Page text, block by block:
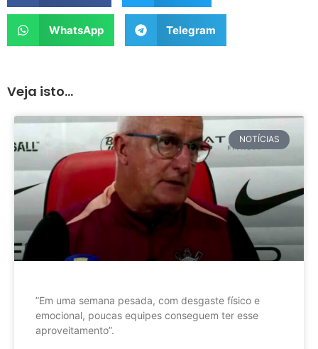
WhatsApp Telegram
Veja isto...
NOTÍCIAS
”Em uma semana pesada, com desgaste físico e
emocional, poucas equipes conseguem ter esse
aproveitamento”.